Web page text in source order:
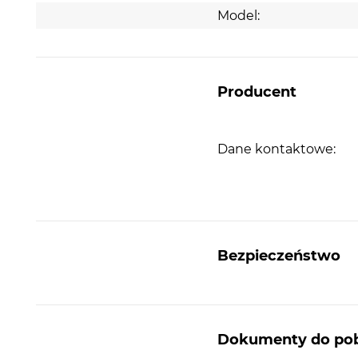
Model:
Producent
Dane kontaktowe:
Bezpieczeństwo
Dokumenty do